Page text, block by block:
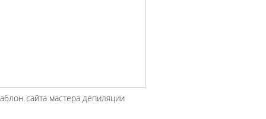
сайта мастера депиляции